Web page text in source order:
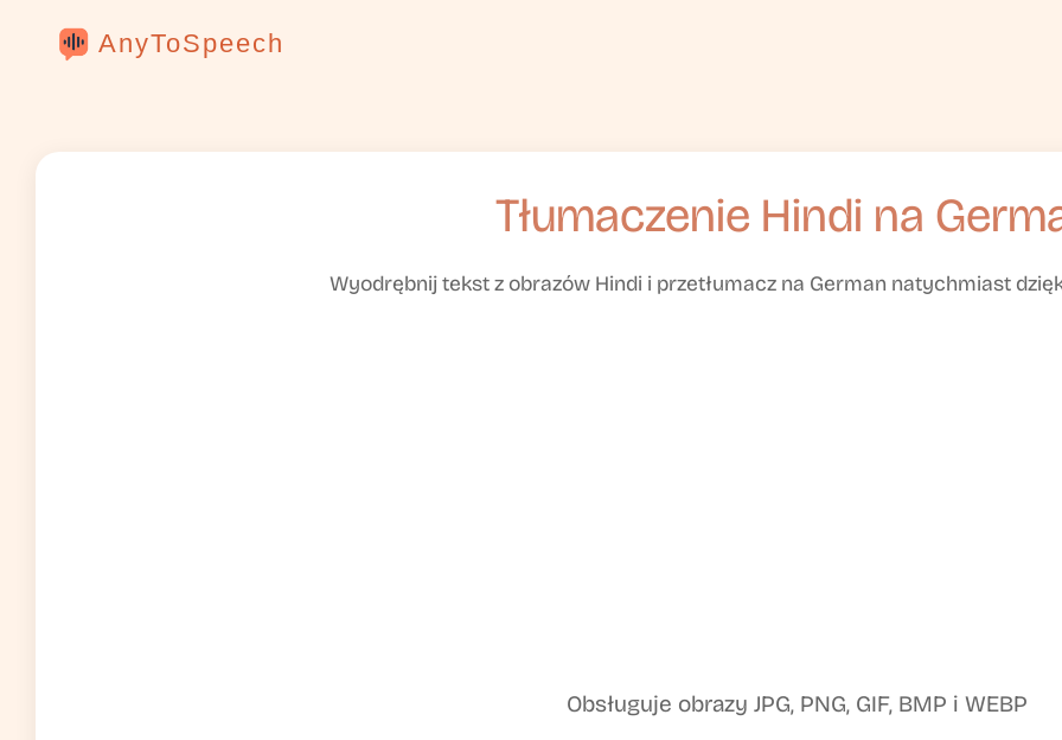
AnyToSpeech
Tłumaczenie Hindi na
Wyodrębnij tekst z obrazów Hindi i przetłumacz na German natychmiast
Obsługuje obrazy JPG, PNG, GIF, BMP i WEBP